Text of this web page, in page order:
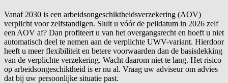
Vanaf 2030 is een arbeidsongeschiktheidsverzekering (AOV)
verplicht voor zelfstandigen. Sluit u vóór de peildatum in 2026 zelf
een AOV af? Dan profiteert u van het overgangsrecht en hoeft u niet
automatisch deel te nemen aan de verplichte UWV-variant. Hierdoor
heeft u meer flexibiliteit en betere voorwaarden dan de basisdekking
van de verplichte verzekering. Wacht daarom niet te lang. Het risico
op arbeidsongeschiktheid is er nu al. Vraag uw adviseur om advies
dat bij uw persoonlijke situatie past.